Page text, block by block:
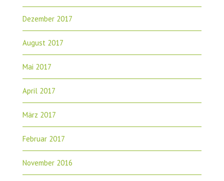
Dezember 2017
August 2017
Mai 2017
April 2017
März 2017
Februar 2017
November 2016